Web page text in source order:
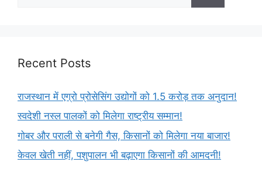
Recent Posts
राजस्थान में एग्रो प्रोसेसिंग उद्योगों को 1.5 करोड़ तक अनुदान!
स्वदेशी नस्ल पालकों को मिलेगा राष्ट्रीय सम्मान!
गोबर और पराली से बनेगी गैस, किसानों को मिलेगा नया बाजार!
केवल खेती नहीं, पशुपालन भी बढ़ाएगा किसानों की आमदनी!